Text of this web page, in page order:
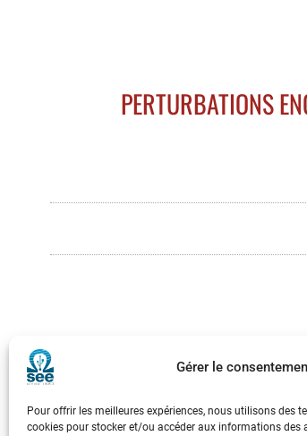
Gérer le
Pour offrir les meilleures expériences, nous utilisons des
cookies pour stocker et/ou accéder aux informations des
PERTURBATIONS